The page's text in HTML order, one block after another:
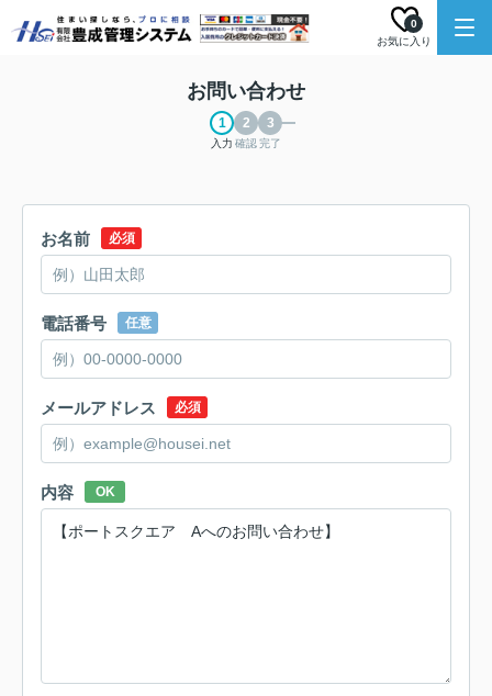
お気に入り
0
お問い合わせ
入力 確認完了
お名前 必須
電話番号 任意
メールアドレス 必須
内容 OK